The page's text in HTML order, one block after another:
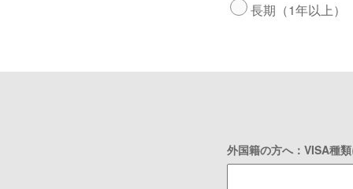
長期（1年以上）
外国籍の方へ：VISA種